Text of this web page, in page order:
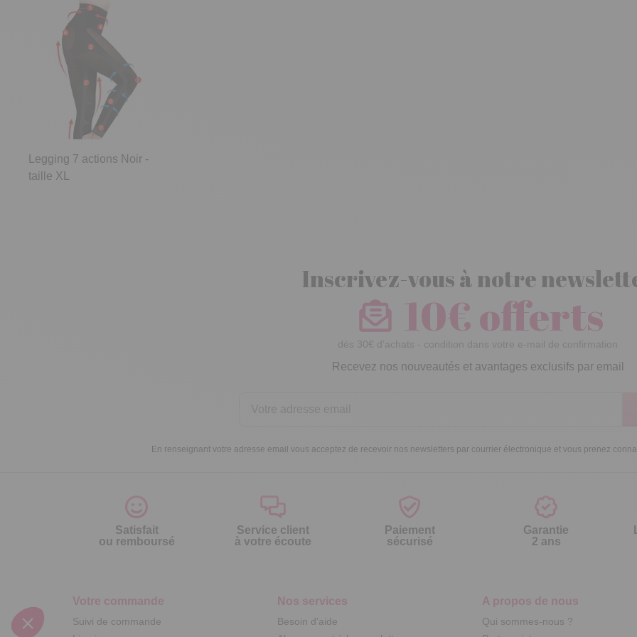
Legging 7 actions Noir -
taille XL
Inscrivez-vous à notre
10€ offerts
dès 30€ d’achats - condition dans votre e-mail de confirmation
Recevez nos nouveautés et avantages exclusifs par email
En renseignant votre adresse email vous acceptez de recevoir nos newsletters par courrier électronique et vous prenez
Satisfait
ou remboursé
Service client
à votre écoute
Paiement
sécurisé
Garantie
2 ans
Votre commande
Suivi de commande
Nos services
Besoin d'aide
A propos de nous
Qui sommes-nous ?